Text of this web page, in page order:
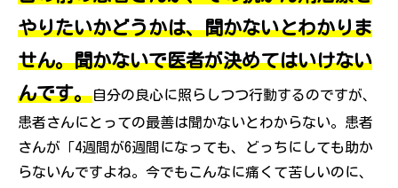
やりたいかどうかは、聞かないとわかりま
せん。聞かないで医者が決めてはいけない
んです。自分の良心に照らしつつ行動するのですが、
患者さんにとっての最善は聞かないとわからない。患者
さんが「4週間が6週間になっても、どっちにしても助か
らないんですよね。今でもこんなに痛くて苦しいのに、